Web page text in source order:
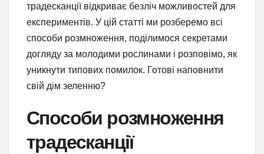
традесканції відкриває безліч можливостей для
експериментів. У цій статті ми розберемо всі
способи розмноження, поділимося секретами
догляду за молодими рослинами і розповімо, як
уникнути типових помилок. Готові наповнити
свій дім зеленню?
Способи розмноження
традесканції